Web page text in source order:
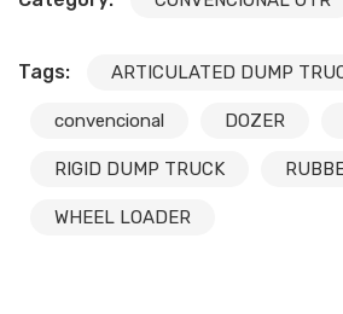
Tags: ARTICULATED DUMP
convencional DOZER
RIGID DUMP TRUCK
WHEEL LOADER